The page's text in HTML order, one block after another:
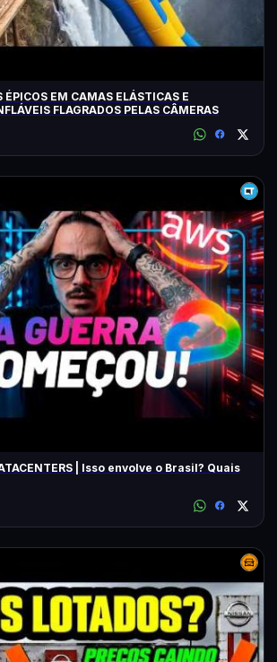
ÉPICOS EM CAMAS ELÁSTICAS E
FLAGRADOS PELAS CÂMERAS
| Isso envolve o Brasil? Quais